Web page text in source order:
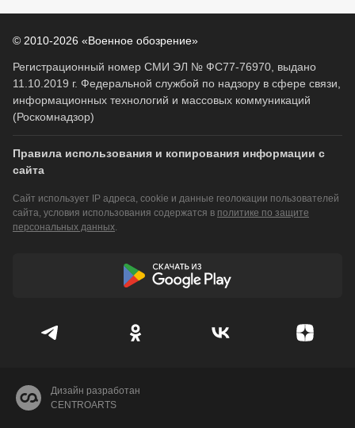
© 2010-2026 «Военное обозрение»
Регистрационный номер СМИ ЭЛ № ФС77-76970, выдано
11.10.2019 г. Федеральной службой по надзору в сфере связи,
информационных технологий и массовых коммуникаций
(Роскомнадзор)
Правила использования и копирования информации с
сайта
Сайт использует IP адреса, cookie и данные геолокации пользователей
сайта, условия использования содержатся в политике по защите
персональных данных.
Дизайн разработан
CENTROARTS